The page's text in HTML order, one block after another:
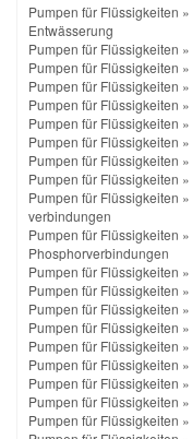
Pumpen für Flüssigkeiten »
Entwässerung
Pumpen für Flüssigkeiten »
Pumpen für Flüssigkeiten »
Pumpen für Flüssigkeiten »
Pumpen für Flüssigkeiten »
Pumpen für Flüssigkeiten »
Pumpen für Flüssigkeiten »
Pumpen für Flüssigkeiten »
Pumpen für Flüssigkeiten »
Pumpen für Flüssigkeiten »
verbindungen
Pumpen für Flüssigkeiten »
Phosphorverbindungen
Pumpen für Flüssigkeiten »
Pumpen für Flüssigkeiten »
Pumpen für Flüssigkeiten »
Pumpen für Flüssigkeiten »
Pumpen für Flüssigkeiten »
Pumpen für Flüssigkeiten »
Pumpen für Flüssigkeiten »
Pumpen für Flüssigkeiten »
Pumpen für Flüssigkeiten »